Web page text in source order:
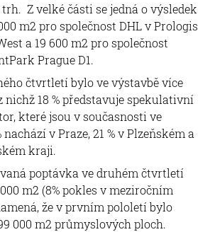
Z velké části se jedná o výsledek
m2 pro společnost DHL v Prologis
a 19 600 m2 pro společnost
Prague D1.
čtvrtletí bylo ve výstavbě více
nichž 18 % představuje spekulativní
které jsou v současnosti ve
nachází v Praze, 21 % v Plzeňském a
kraji.
poptávka ve druhém čtvrtletí
m2 (8% pokles v meziročním
že v prvním pololetí bylo
000 m2 průmyslových ploch.